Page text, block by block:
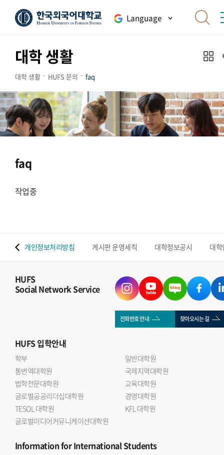
Language
대학 생활
대학 생활 HUFS 문의 faq
faq
작업중
개인정보처리방침 게시판 운영세칙 대학정보공시 대
HUFS
Social Network Service
전화번호 안내 찾아오시는 길
HUFS입학안내
학부
일반대학원
통번역대학원
국제지역대학원
법학전문대학원
교육대학원
글로벌공공리더십대학원
경영대학원
TESOL 대학원
KFL 대학원
글로벌미디어커뮤니케이션대학원
Informationfor International Students